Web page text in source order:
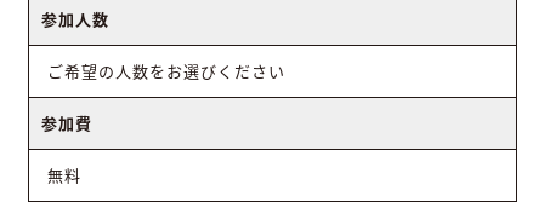
参加人数
ご希望の人数をお選びください
参加費
無料